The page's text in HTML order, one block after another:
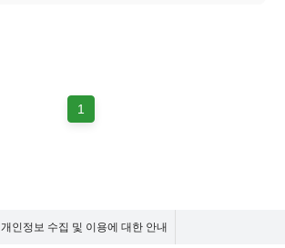
1
개인정보 수집 및 이용에 대한 안내